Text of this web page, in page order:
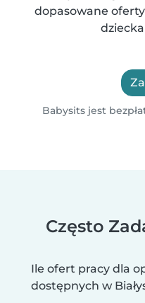
dopasowane
Babysits jest
Często
Ile ofert pracy dla
dostępnych w